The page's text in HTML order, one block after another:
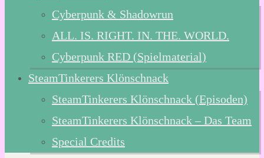
Cyberpunk & Shadowrun
ALL. IS. RIGHT. IN. THE. WORLD.
Cyberpunk RED (Spielmaterial)
SteamTinkerers Klönschnack
SteamTinkerers Klönschnack (Episoden)
SteamTinkerers Klönschnack – Das Team
Special Credits